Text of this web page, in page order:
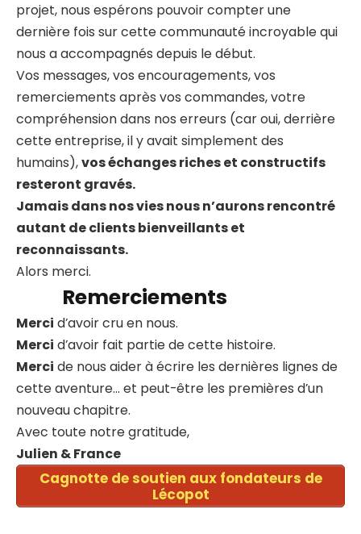
projet, nous espérons pouvoir compter une
dernière fois sur cette communauté incroyable qui
nous a accompagnés depuis le début.
Vos messages, vos encouragements, vos
remerciements après vos commandes, votre
compréhension dans nos erreurs (car oui, derrière
cette entreprise, il y avait simplement des
humains),vos échanges riches et constructifs
resteront gravés.
Jamais dans nos vies nous n’aurons rencontré
autant de clients bienveillants et
reconnaissants.
Alors merci.
Remerciements
Merci d’avoir cru en nous.
Merci d’avoir fait partie de cette histoire.
Merci de nous aider à écrire les dernières lignes de
cette aventure… et peut-être les premières d’un
nouveau chapitre.
Avec toute notre gratitude,
Julien & France
Cagnotte de soutien aux fondateurs de
Lécopot